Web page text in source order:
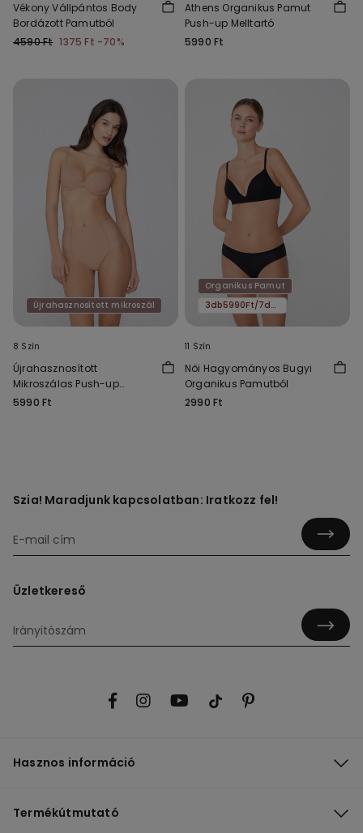
Vékony Vállpántos Body
Bordázott Pamutból
4590 Ft 1375 Ft -70%
Athens Organikus Pamut
Push-up Melltartó
5990 Ft
Újrahasznosított mikroszál
8 Szín
Újrahasznosított
Mikroszálas Push-up
Melltartó Athens
5990 Ft
Organikus Pamut
3db5990Ft/7db11590Ft
11 Szín
Női Hagyományos Bugyi
Organikus Pamutból
2990 Ft
Szia! Maradjunk kapcsolatban: Iratkozz fel!
Üzletkereső
Hasznos információ
Termékútmutató